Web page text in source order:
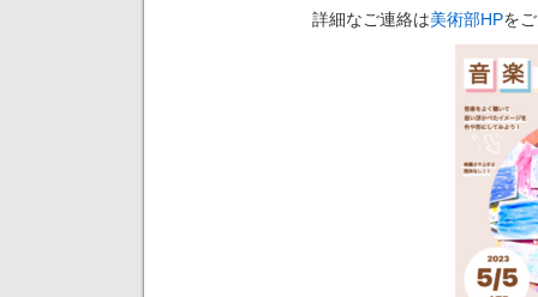
詳細なご連絡は美術部HPを